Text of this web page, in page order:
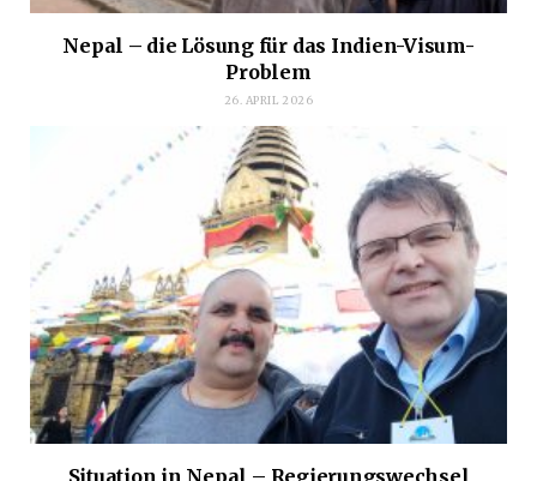
Nepal – die Lösung für das Indien-Visum-
Problem
26. APRIL 2026